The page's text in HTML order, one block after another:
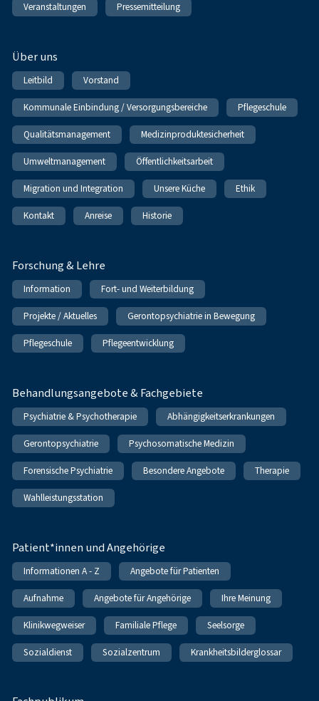
Veranstaltungen Pressemitteilung
Über uns
Leitbild Vorstand
Kommunale Einbindung / Versorgungsbereiche Pflegeschule
Qualitätsmanagement Medizinproduktesicherheit
Umweltmanagement Öffentlichkeitsarbeit
Migration und Integration Unsere Küche Ethik
Kontakt Anreise Historie
Forschung & Lehre
Information Fort- und Weiterbildung
Projekte / Aktuelles Gerontopsychiatrie in Bewegung
Pflegeschule Pflegeentwicklung
Behandlungsangebote & Fachgebiete
Psychiatrie & Psychotherapie Abhängigkeitserkrankungen
Gerontopsychiatrie Psychosomatische Medizin
Forensische Psychiatrie Besondere Angebote Therapie
Wahlleistungsstation
Patient*innen und Angehörige
Informationen A - Z Angebote für Patienten
Aufnahme Angebote für Angehörige Ihre Meinung
Klinikwegweiser Familiale Pflege Seelsorge
Sozialdienst Sozialzentrum Krankheitsbilderglossar